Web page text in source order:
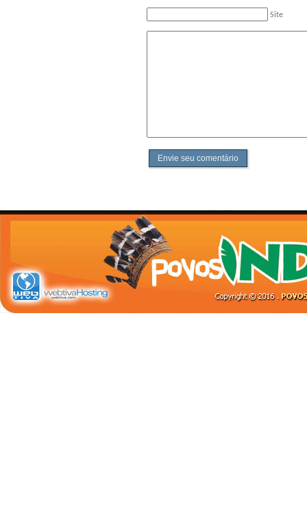
Site
Envie seu comentário